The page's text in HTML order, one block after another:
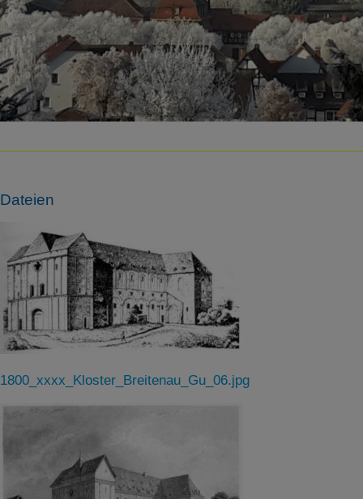
Dateien
1800_xxxx_Kloster_Breitenau_Gu_06.jpg